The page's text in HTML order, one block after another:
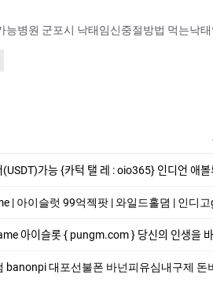
능병원 군포시 낙태임신중절방법 먹는낙­
{카턱 탤 레 : oio365} 인디언
| 아이슬럿 99억젝팟 | 와일드홀뎜 | 인디­
아이슬롯 { pungm.com } 당신의 인생을
banonpi 대포선불폰 바넌피유심내구제 돈버